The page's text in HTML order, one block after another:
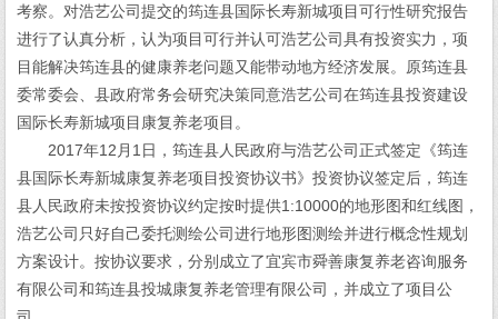
考察。对浩艺公司提交的筠连县国际长寿新城项目可行性研究报告
进行了认真分析，认为项目可行并认可浩艺公司具有投资实力，项
目能解决筠连县的健康养老问题又能带动地方经济发展。原筠连县
委常委会、县政府常务会研究决策同意浩艺公司在筠连县投资建设
国际长寿新城项目康复养老项目。
2017年12月1日，筠连县人民政府与浩艺公司正式签定《筠连
县国际长寿新城康复养老项目投资协议书》投资协议签定后，筠连
县人民政府未按投资协议约定按时提供1:10000的地形图和红线图，
浩艺公司只好自己委托测绘公司进行地形图测绘并进行概念性规划
方案设计。按协议要求，分别成立了宜宾市舜善康复养老咨询服务
有限公司和筠连县投城康复养老管理有限公司，并成立了项目公